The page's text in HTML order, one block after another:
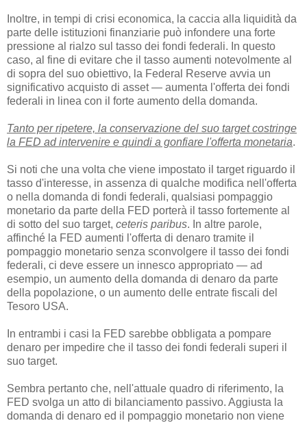
Inoltre, in tempi di crisi economica, la caccia alla liquidità da
parte delle istituzioni finanziarie può infondere una forte
pressione al rialzo sul tasso dei fondi federali. In questo
caso, al fine di evitare che il tasso aumenti notevolmente al
di sopra del suo obiettivo, la Federal Reserve avvia un
significativo acquisto di asset — aumenta l'offerta dei fondi
federali in linea con il forte aumento della domanda.
Tanto per ripetere, la conservazione del suo target costringe
la FED ad intervenire e quindi a gonfiare l'offerta monetaria.
Si noti che una volta che viene impostato il target riguardo il
tasso d'interesse, in assenza di qualche modifica nell'offerta
o nella domanda di fondi federali, qualsiasi pompaggio
monetario da parte della FED porterà il tasso fortemente al
di sotto del suo target, ceteris paribus. In altre parole,
affinché la FED aumenti l'offerta di denaro tramite il
pompaggio monetario senza sconvolgere il tasso dei fondi
federali, ci deve essere un innesco appropriato — ad
esempio, un aumento della domanda di denaro da parte
della popolazione, o un aumento delle entrate fiscali del
Tesoro USA.
In entrambi i casi la FED sarebbe obbligata a pompare
denaro per impedire che il tasso dei fondi federali superi il
suo target.
Sembra pertanto che, nell'attuale quadro di riferimento, la
FED svolga un atto di bilanciamento passivo. Aggiusta la
domanda di denaro ed il pompaggio monetario non viene